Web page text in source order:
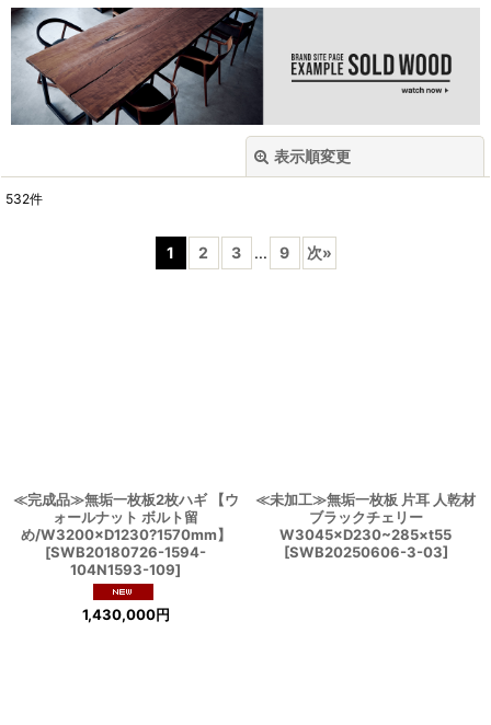
表示順変更
532件
1 2 3 ... 9 次»
≪完成品≫無垢一枚板2枚ハギ 【ウ
ォールナット ボルト留
め/W3200×D1230?1570mm】
[SWB20180726-1594-
104N1593-109]
1,430,000円
≪未加工≫無垢一枚板 片耳 人乾材
ブラックチェリー
W3045×D230~285×t55
[SWB20250606-3-03]